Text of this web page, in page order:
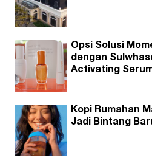
Opsi Solusi
dengan
Activating
Kopi Rumahan
Jadi Bintang